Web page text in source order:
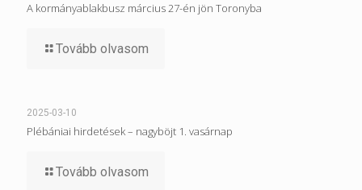
A kormányablakbusz március 27-én jön Toronyba
Tovább olvasom
2025-03-10
Plébániai hirdetések – nagyböjt 1. vasárnap
Tovább olvasom